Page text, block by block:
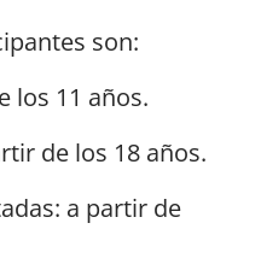
son:
los 11 años.
de los 18 años.
a partir de